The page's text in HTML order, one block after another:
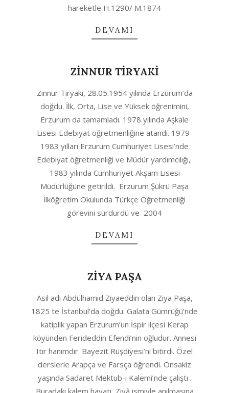
hareketle H.1290/ M.1874
DEVAMI
ZİNNUR TİRYAKİ
04-
Zinnur Tiryaki, 28.05.1954 yılında Erzurum’da
doğdu. İlk, Orta, Lise ve Yüksek öğrenimini,
Erzurum da tamamladı. 1978 yılında Aşkale
Lisesi Edebiyat öğretmenliğine atandı. 1979-
1983 yılları Erzurum Cumhuriyet Lisesi’nde
Edebiyat öğretmenliği ve Müdür yardımcılığı,
1983 yılında Cumhuriyet Akşam Lisesi
Müdürlüğüne getirildi. Erzurum Şükrü Paşa
İlköğretim Okulunda Türkçe Öğretmenliği
görevini sürdürdü ve 2004
DEVAMI
ZİYA PAŞA
04-
11
Asıl adı Abdülhamid Ziyaeddin olan Ziya Paşa,
1825 te İstanbul’da doğdu. Galata Gümrüğü’nde
katiplik yapan Erzurum’un İspir ilçesi Kerap
köyünden Ferideddin Efendi’nin oğludur. Annesi
Itır hanımdır. Bayezit Rüşdiyesi’ni bitirdi. Özel
derslerle Arapça ve Farsça öğrendi. Onsakiz
yaşında Sadaret Mektub-i Kalemi’nde çalıştı .
Buradaki kalem hayatı, Ziyâ ismiyle anılmasına